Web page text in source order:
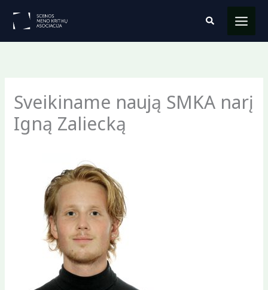
prie
Paieška
Sveikiname naują SMKA narį
Igną Zaliecką